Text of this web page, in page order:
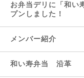
お弁当デリに「和い
プンしました！
メンバー紹介
和い寿弁当 沿革